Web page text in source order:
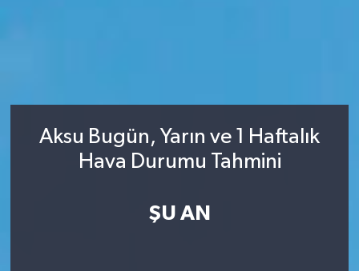
Aksu Bugün, Yarın ve 1 Haftalık
Hava Durumu Tahmini
ŞU AN
Haber Arşivi